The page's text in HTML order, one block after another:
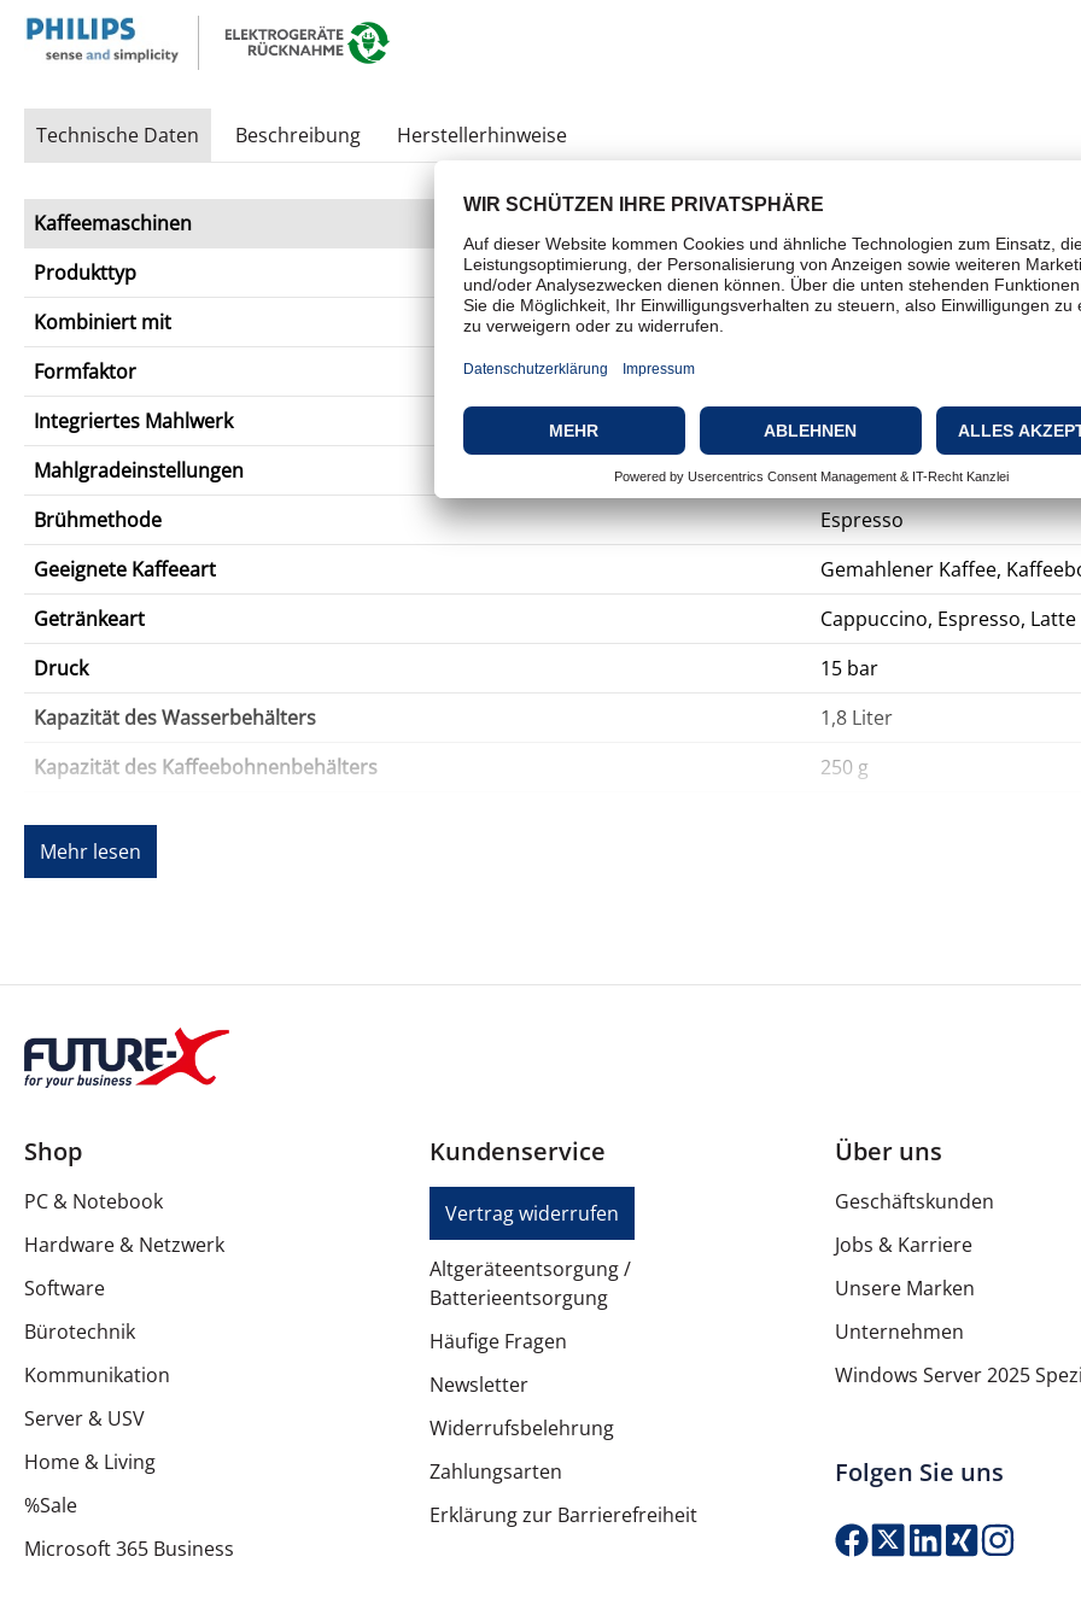
Technische Daten Beschreibung Herstellerhinweise
Kaffeemaschinen
Produkttyp
Automatische
Kombiniert mit
Milchaufschäumer
Formfaktor
Integriertes Mahlwerk
Ja
Mahlgradeinstellungen
5
Brühmethode
Espresso
Geeignete Kaffeeart
Gemahlener Kaffee,
Getränkeart
Cappuccino, Espresso,
Druck
15 bar
Kapazität des Wasserbehälters
1,8 Liter
Kapazität des Kaffeebohnenbehälters
250 g
Variable Kaffestärke
Programmierbar
Display
Typ
LCD-Bildschirm
Reinigung & Pflege
Reinigungsprogramm
Verschiedenes
Farbe außen
Farbkategorie
Schwarz, Silber
Mehr lesen
Shop
PC & Notebook
Hardware & Netzwerk
Software
Bürotechnik
Kommunikation
Server & USV
Home & Living
%Sale
Microsoft 365 Business
Kundenservice
Vertrag widerrufen
Altgeräteentsorgung /
Batterieentsorgung
Häufige Fragen
Newsletter
Widerrufsbelehrung
Zahlungsarten
Erklärung zur Barrierefreiheit
Über uns
Geschäftskunden
Jobs & Karriere
Unsere Marken
Unternehmen
Windows Server 2025
Folgen Sie uns